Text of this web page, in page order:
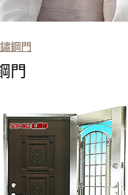
鋼門
門